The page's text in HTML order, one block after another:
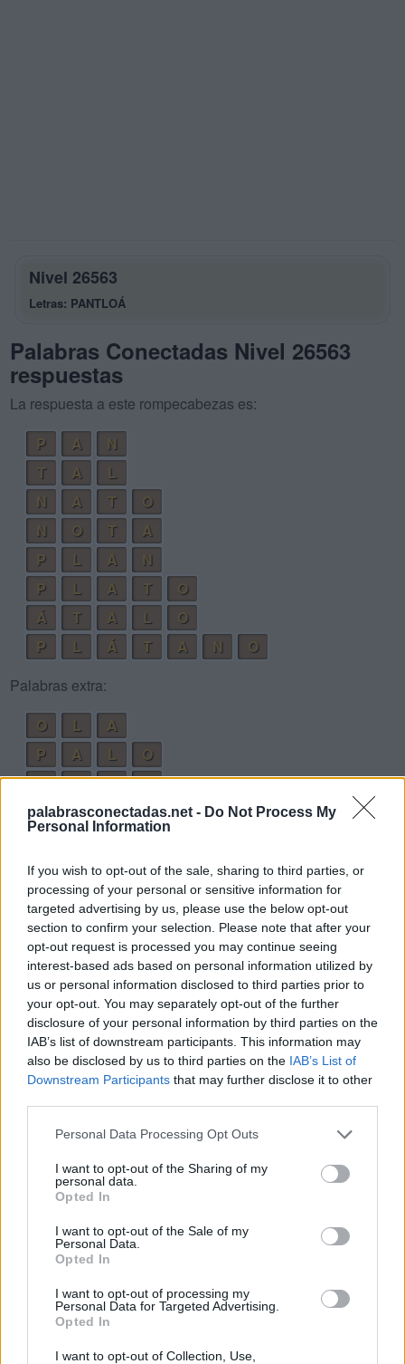
palabrasconectadas.net - Do Not Process My
Personal Information
If you wish to opt-out of the sale, sharing to third parties, or
processing of your personal or sensitive information for
targeted advertising by us, please use the below opt-out
section to confirm your selection. Please note that after your
opt-out request is processed you may continue seeing
interest-based ads based on personal information utilized by
us or personal information disclosed to third parties prior to
your opt-out. You may separately opt-out of the further
disclosure of your personal information by third parties on the
IAB’s list of downstream participants. This information may
also be disclosed by us to third parties on the IAB’s List of
Downstream Participants that may further disclose it to other
Personal Data Processing Opt Outs
I want to opt-out of the Sharing of my
personal data.
Opted In
I want to opt-out of the Sale of my
Personal Data.
Opted In
I want to opt-out of processing my
Personal Data for Targeted Advertising.
Opted In
I want to opt-out of Collection, Use,
Nivel 26563
Letras: PANTLOÁ
Palabras Conectadas Nivel 26563
respuestas
La respuesta a este rompecabezas es:
P
A
N
T
A
L
N
A T
O
N
O T
A
P
L A
N
P
L A T
O
Á
T A L
O
P
L Á T A N
O
Palabras extra:
O
L
A
P
A L
O
P
A T
O
L
O N
A
A
P T
O
P
L A N
O
P
A T Á
N
P
O N L
A
T
O N A
L
N
O P A
L
O
P T A
N
T
O P A
N
T
A N
O
P T
A
A
O T
A T
O N
A